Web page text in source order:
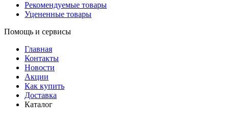
Рекомендуемые товары
Уцененные товары
Помощь и сервисы
Главная
Контакты
Новости
Акции
Как купить
Доставка
Каталог